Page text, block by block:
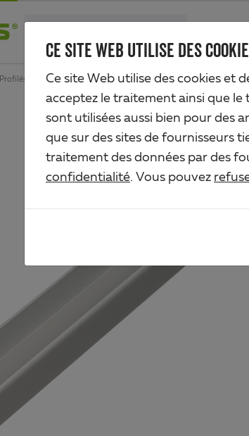
CE SITE WEB UTILISE DES
Ce site Web utilise des cookies et
acceptez le traitement ainsi que le
sont utilisées aussi bien pour des
que sur des sites de fournisseurs
traitement des données par des
confidentialité. Vous pouvez
Profilés de raccords de serrage Profilé en U à autoserrage